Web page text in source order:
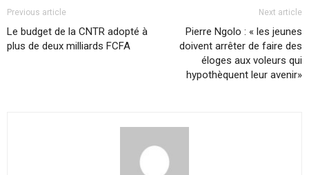
Previous article
Le budget de la CNTR adopté à
plus de deux milliards FCFA
Next article
Pierre Ngolo : « les jeunes
doivent arrêter de faire des
éloges aux voleurs qui
hypothèquent leur avenir»